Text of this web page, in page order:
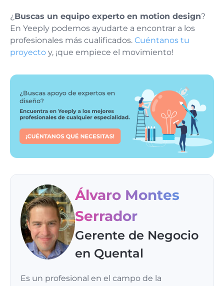
¿ Buscas un equipo experto en motion design?
En Yeeply podemos ayudarte a encontrar a los
profesionales más cualificados. Cuéntanos tu
proyecto y, ¡que empiece el movimiento!
Álvaro Montes
Serrador
Gerente de Negocio
en Quental
Es un profesional en el campo de la